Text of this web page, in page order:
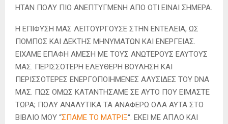
ΗΤΑΝ ΠΟΛΥ ΠΙΟ ΑΝΕΠΤΥΓΜΕΝΗ ΑΠΟ ΟΤΙ ΕΙΝΑΙ ΣΗΜΕΡΑ.
Η ΕΠΙΦΥΣΗ ΜΑΣ ΛΕΙΤΟΥΡΓΟΥΣΕ ΣΤΗΝ ΕΝΤΕΛΕΙΑ, ΩΣ
ΠΟΜΠΟΣ ΚΑΙ ΔΕΚΤΗΣ ΜΗΝΥΜΑΤΩΝ ΚΑΙ ΕΝΕΡΓΕΙΑΣ.
ΕΙΧΑΜΕ ΕΠΑΦΗ ΑΜΕΣΗ ΜΕ ΤΟΥΣ ΑΝΩΤΕΡΟΥΣ ΕΑΥΤΟΥΣ
ΜΑΣ. ΠΕΡΙΣΣΟΤΕΡΗ ΕΛΕΥΘΕΡΗ ΒΟΥΛΗΣΗ ΚΑΙ
ΠΕΡΙΣΣΟΤΕΡΕΣ ΕΝΕΡΓΟΠΟΙΗΜΕΝΕΣ ΑΛΥΣΙΔΕΣ ΤΟΥ DNA
ΜΑΣ. ΠΩΣ ΟΜΩΣ ΚΑΤΑΝΤΗΣΑΜΕ ΣΕ ΑΥΤΟ ΠΟΥ ΕΙΜΑΣΤΕ
ΤΩΡΑ; ΠΟΛΥ ΑΝΑΛΥΤΙΚΑ ΤΑ ΑΝΑΦΕΡΩ ΟΛΑ ΑΥΤΑ ΣΤΟ
ΒΙΒΛΙΟ ΜΟΥ “ΣΠΑΜΕ ΤΟ ΜΑΤΡΙΞ“. ΕΚΕΙ ΜΕ ΑΠΛΟ ΚΑΙ